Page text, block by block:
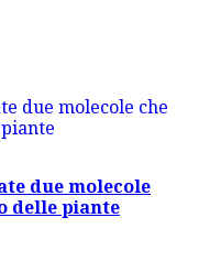
due molecole
delle piante